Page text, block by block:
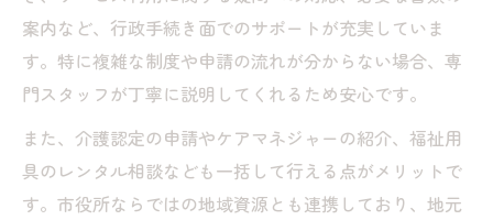
案内など、行政手続き面でのサポートが充実していま
す。特に複雑な制度や申請の流れが分からない場合、専
門スタッフが丁寧に説明してくれるため安心です。
また、介護認定の申請やケアマネジャーの紹介、福祉用
具のレンタル相談なども一括して行える点がメリットで
す。市役所ならではの地域資源とも連携しており、地元